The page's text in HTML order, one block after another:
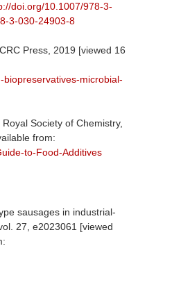
doi.org/10.1007/978-3-
3-030-24903-8
Press, 2019 [viewed 16
microbial-
Society of Chemistry,
from:
to-Food-Additives
sausages in industrial-
27, e2023061 [viewed